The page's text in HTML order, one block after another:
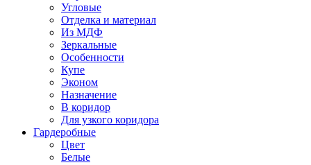
Угловые
Отделка и материал
Из МДФ
Зеркальные
Особенности
Купе
Эконом
Назначение
В коридор
Для узкого коридора
Гардеробные
Цвет
Белые